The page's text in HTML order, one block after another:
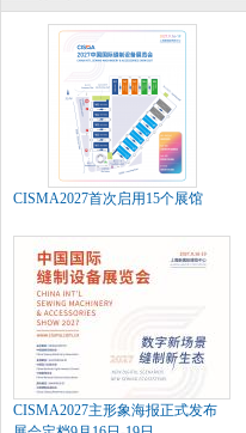
CISMA2027首次启用15个展馆
CISMA2027主形象海报正式发布